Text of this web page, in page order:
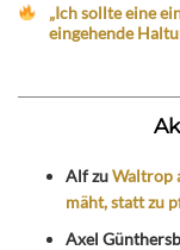
„Ich sollte eine
eingehende
AlfzuWaltrop
mäht, statt zu
Axel